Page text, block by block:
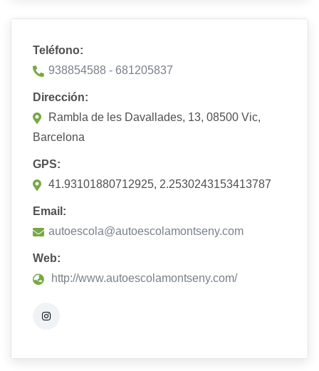
Teléfono:
938854588 - 681205837
Dirección:
Rambla de les Davallades, 13, 08500 Vic,
Barcelona
GPS:
41.93101880712925, 2.2530243153413787
Email:
autoescola@autoescolamontseny.com
Web:
http://www.autoescolamontseny.com/